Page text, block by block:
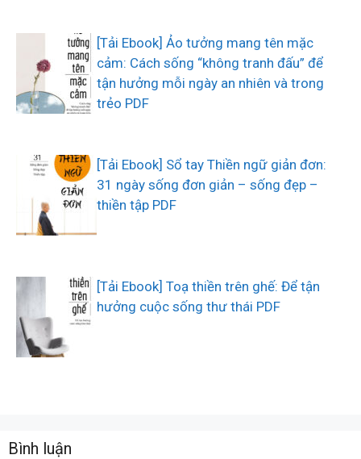
[Tải Ebook] Ảo tưởng mang tên mặc
cảm: Cách sống “không tranh đấu” để
tận hưởng mỗi ngày an nhiên và trong
trẻo PDF
[Tải Ebook] Sổ tay Thiền ngữ giản đơn:
31 ngày sống đơn giản – sống đẹp –
thiền tập PDF
[Tải Ebook] Toạ thiền trên ghế: Để tận
hưởng cuộc sống thư thái PDF
Bình luận